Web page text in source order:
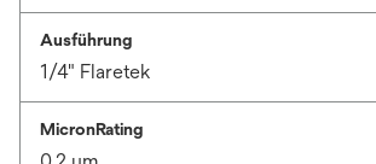
Ausführung
1/4" Flaretek
MicronRating